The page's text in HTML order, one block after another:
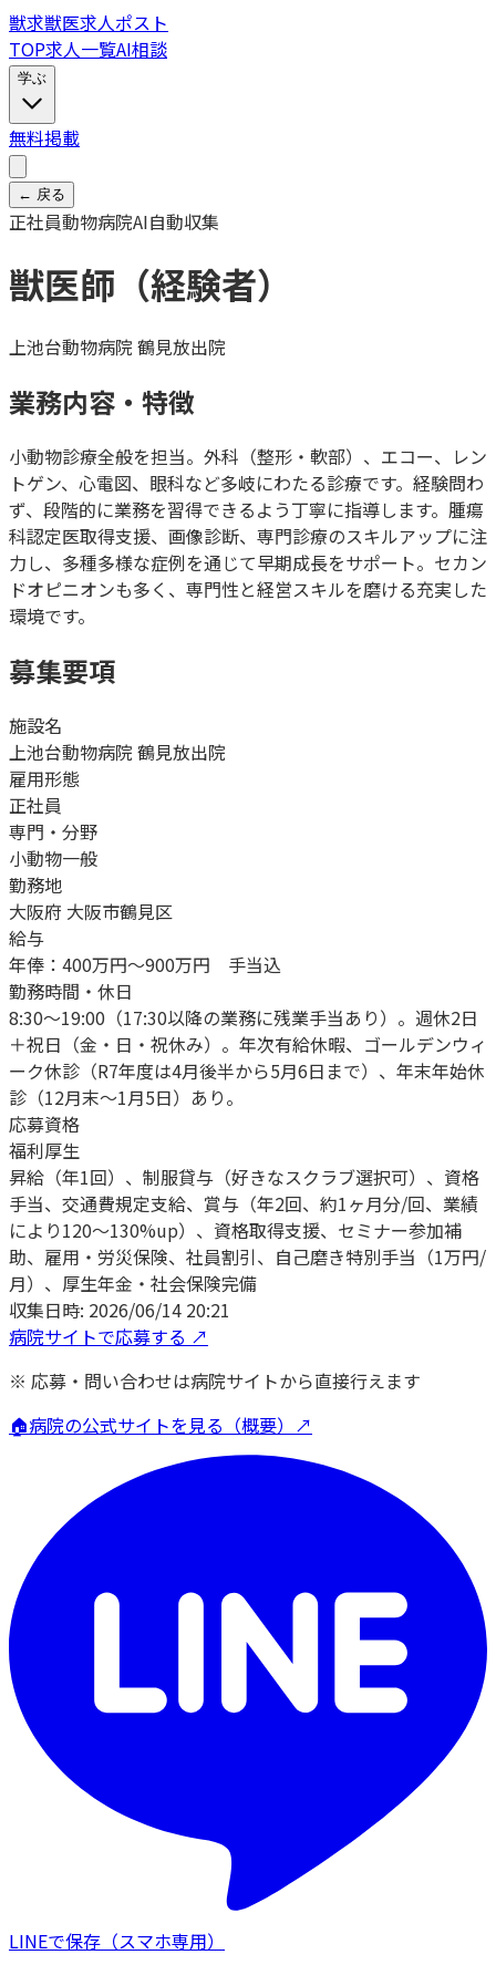
獣求獣医求人ポスト
TOP求人一覧AI相談
学ぶ
無料掲載
← 戻る
正社員動物病院AI自動収集
獣医師（経験者）
上池台動物病院 鶴見放出院
業務内容・特徴
小動物診療全般を担当。外科（整形・軟部）、エコー、レン
トゲン、心電図、眼科など多岐にわたる診療です。経験問わ
ず、段階的に業務を習得できるよう丁寧に指導します。腫瘍
科認定医取得支援、画像診断、専門診療のスキルアップに注
力し、多種多様な症例を通じて早期成長をサポート。セカン
ドオピニオンも多く、専門性と経営スキルを磨ける充実した
環境です。
募集要項
施設名
上池台動物病院 鶴見放出院
雇用形態
正社員
専門・分野
小動物一般
勤務地
大阪府 大阪市鶴見区
給与
年俸：400万円〜900万円 手当込
勤務時間・休日
8:30〜19:00（17:30以降の業務に残業手当あり）。週休2日
＋祝日（金・日・祝休み）。年次有給休暇、ゴールデンウィ
ーク休診（R7年度は4月後半から5月6日まで）、年末年始休
診（12月末〜1月5日）あり。
応募資格
福利厚生
昇給（年1回）、制服貸与（好きなスクラブ選択可）、資格
手当、交通費規定支給、賞与（年2回、約1ヶ月分/回、業績
により120〜130%up）、資格取得支援、セミナー参加補
助、雇用・労災保険、社員割引、自己磨き特別手当（1万円/
月）、厚生年金・社会保険完備
収集日時: 2026/06/14 20:21
病院サイトで応募する ↗
※ 応募・問い合わせは病院サイトから直接行えます
🏠病院の公式サイトを見る（概要）↗
LINEで保存 （スマホ専用）